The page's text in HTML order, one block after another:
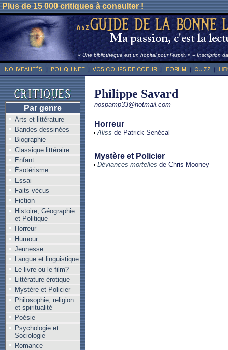
Plus de 15 000 critiques à consulter !
« Une bibliothèque est un hôpital pour l’esprit. » -- Inscription
Par genre
Arts et littérature
Bandes dessinées
Biographie
Classique littéraire
Enfant
Ésotérisme
Essai
Faits vécus
Fiction
Histoire, Géographie
et Politique
Horreur
Humour
Jeunesse
Langue et linguistique
Le livre ou le film?
Littérature érotique
Mystère et Policier
Philosophie, religion
et spiritualité
Poésie
Psychologie et
Sociologie
Romance
Philippe Savard
nospamp33@hotmail.com
Horreur
Aliss de Patrick Senécal
Mystère et Policier
Déviances mortelles de Chris Mooney